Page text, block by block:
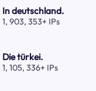
In deutschland.
1, 903, 353+ IPs
Die türkei.
1, 105, 336+ IPs